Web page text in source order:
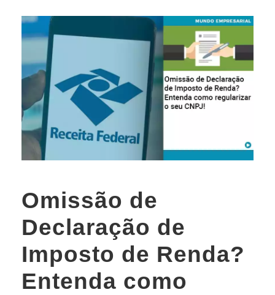
Omissão de
Declaração de
Imposto de Renda?
Entenda como